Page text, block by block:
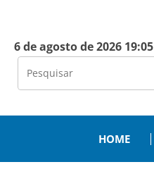
6 de agosto de 2026 19:05
HOME